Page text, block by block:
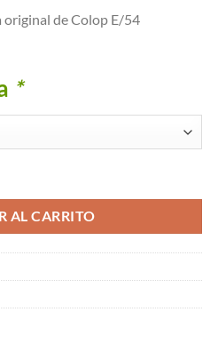
original de Colop E/54
*
AL CARRITO